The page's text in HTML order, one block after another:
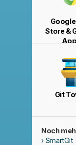
Store &
Git
Noch
SmartGit